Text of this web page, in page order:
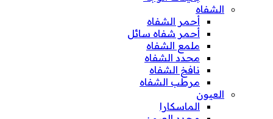
الشفاه
أحمر الشفاه
أحمر شفاه سائل
ملمع الشفاه
محدد الشفاه
نافخ الشفاه
مرطب الشفاه
العيون
الماسكارا